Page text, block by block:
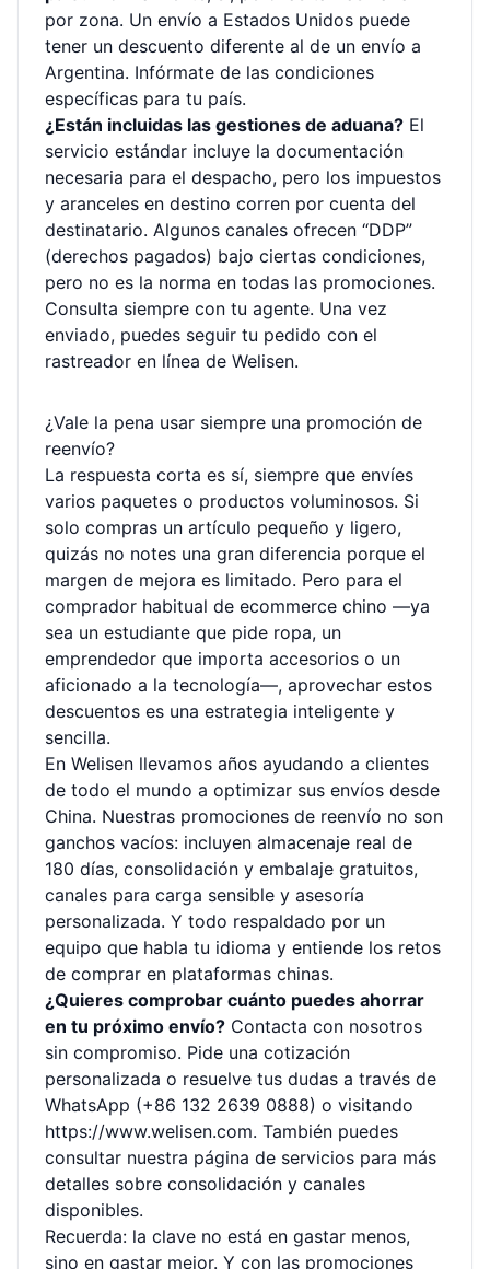
por zona. Un envío a Estados Unidos puede
tener un descuento diferente al de un envío a
Argentina. Infórmate de las condiciones
específicas para tu país.
¿Están incluidas las gestiones de aduana? El
servicio estándar incluye la documentación
necesaria para el despacho, pero los impuestos
y aranceles en destino corren por cuenta del
destinatario. Algunos canales ofrecen “DDP”
(derechos pagados) bajo ciertas condiciones,
pero no es la norma en todas las promociones.
Consulta siempre con tu agente. Una vez
enviado, puedes seguir tu pedido con el
rastreador en línea de Welisen.
¿Vale la pena usar siempre una promoción de
reenvío?
La respuesta corta es sí, siempre que envíes
varios paquetes o productos voluminosos. Si
solo compras un artículo pequeño y ligero,
quizás no notes una gran diferencia porque el
margen de mejora es limitado. Pero para el
comprador habitual de ecommerce chino —ya
sea un estudiante que pide ropa, un
emprendedor que importa accesorios o un
aficionado a la tecnología—, aprovechar estos
descuentos es una estrategia inteligente y
sencilla.
En Welisen llevamos años ayudando a clientes
de todo el mundo a optimizar sus envíos desde
China. Nuestras promociones de reenvío no son
ganchos vacíos: incluyen almacenaje real de
180 días, consolidación y embalaje gratuitos,
canales para carga sensible y asesoría
personalizada. Y todo respaldado por un
equipo que habla tu idioma y entiende los retos
de comprar en plataformas chinas.
¿Quieres comprobar cuánto puedes ahorrar
en tu próximo envío? Contacta con nosotros
sin compromiso. Pide una cotización
personalizada o resuelve tus dudas a través de
WhatsApp (+86 132 2639 0888) o visitando
https://www.welisen.com. También puedes
consultar nuestra página de servicios para más
detalles sobre consolidación y canales
disponibles.
Recuerda: la clave no está en gastar menos,
sino en gastar mejor. Y con las promociones